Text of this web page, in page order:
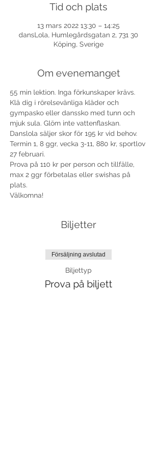
Tid och plats
13 mars 2022 13:30 – 14:25
dansLola, Humlegårdsgatan 2, 731 30
Köping, Sverige
Om evenemanget
55 min lektion. Inga förkunskaper krävs.
Klä dig i rörelsevänliga kläder och
gympasko eller danssko med tunn och
mjuk sula. Glöm inte vattenflaskan.
Danslola säljer skor för 195 kr vid behov.
Termin 1, 8 ggr, vecka 3-11, 880 kr, sportlov
27 februari.
Prova på 110 kr per person och tillfälle,
max 2 ggr förbetalas eller swishas på
plats.
Välkomna!
Biljetter
Försäljning avslutad
Biljettyp
Prova på biljett